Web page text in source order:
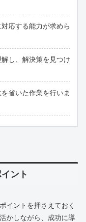
応する能力が求めら
し、解決策を見つけ
省いた作業を行いま
ント
イントを押さえておく
かしながら、成功に導